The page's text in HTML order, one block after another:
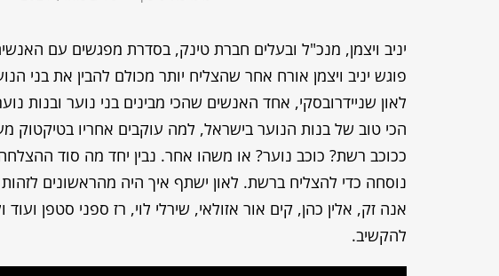
יניב ויצמן, מנכ"ל ובעלים חברת טינק, בסדרת מפגשים עם
פוגש יניב ויצמן אורח אחר שהצליח יותר מכולם להבין את בני
לאון שניידרובסקי, אחד האנשים שהכי מבינים בני נוער ובנות
ככוכב רשת? כוכב נוער? או משהו אחר. נבין יחד מה סוד
נוסחה כדי להצליח ברשת. לאון ישתף איך היה מהראשונים
אנה זק, אלין כהן, קים אור אזולאי, שירלי לוי, רז ספני סטפן
להקשיב.